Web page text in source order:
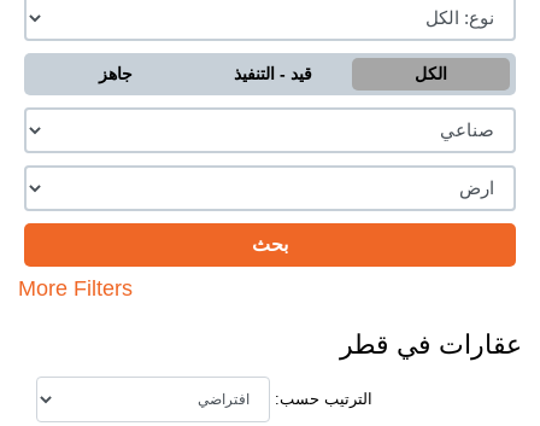
الكل قيد - التنفيذ جاهز
More Filters
عقارات في قطر
الترتيب حسب: